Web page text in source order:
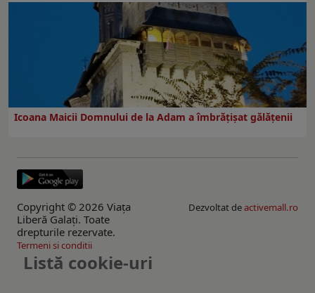
Icoana Maicii Domnului de la Adam a îmbrățișat gălățenii
Copyright © 2026 Viaţa
Liberă Galaţi. Toate
drepturile rezervate.
Dezvoltat deactivemall.ro
Termeni si conditii
Listă cookie-uri